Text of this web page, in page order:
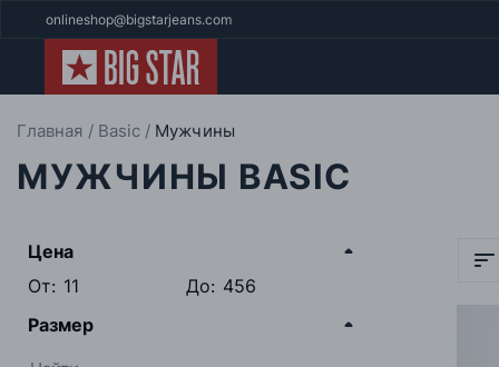
onlineshop@bigstarjeans.com
Главная Basic Мужчины
МУЖЧИНЫ BASIC
Цена
От:
До:
Размер